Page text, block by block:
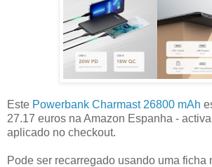
Este Powerbank Charmast 26800 mAh
27.17 euros na Amazon Espanha -
aplicado no checkout.
Pode ser recarregado usando uma ficha